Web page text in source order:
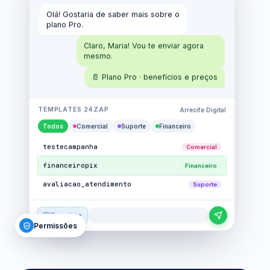
Olá! Gostaria de saber mais sobre o
plano Pro.
Claro, Maria! Vou te enviar agora
mesmo.
📄 Plano Pro · benefícios e preços
TEMPLATES 24ZAP Arrecife Digital
Todos Comercial Suporte Financeiro
testecampanha Comercial
financeiropix Financeiro
avaliacao_atendimento Suporte
Template
Permissões